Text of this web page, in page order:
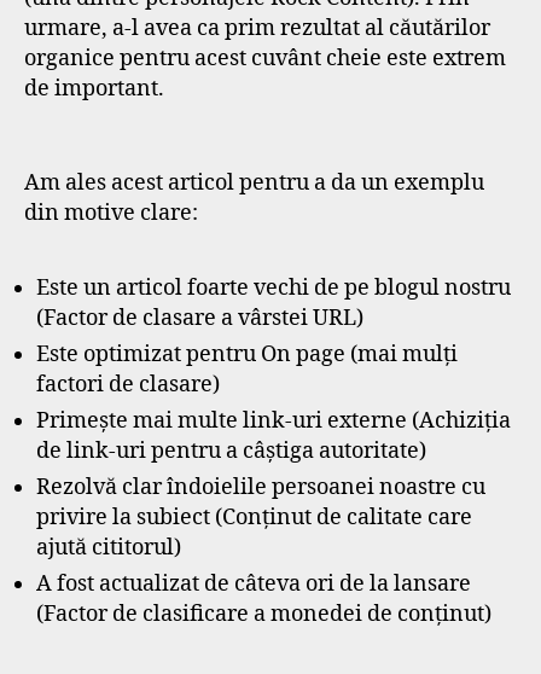
urmare, a-l avea ca prim rezultat al căutărilor
organice pentru acest cuvânt cheie este extrem
de important.
Am ales acest articol pentru a da un exemplu
din motive clare:
Este un articol foarte vechi de pe blogul nostru
(Factor de clasare a vârstei URL)
Este optimizat pentru On page (mai mulți
factori de clasare)
Primește mai multe link-uri externe (Achiziția
de link-uri pentru a câștiga autoritate)
Rezolvă clar îndoielile persoanei noastre cu
privire la subiect (Conținut de calitate care
ajută cititorul)
A fost actualizat de câteva ori de la lansare
(Factor de clasificare a monedei de conținut)